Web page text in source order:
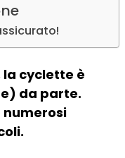
la cyclette è
da parte.